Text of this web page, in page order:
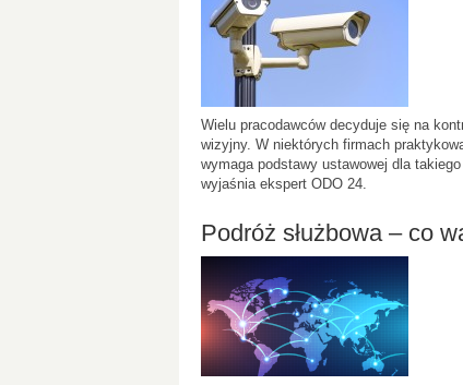
Wielu pracodawców decyduje się na
wizyjny. W niektórych firmach
wymaga podstawy ustawowej dla
wyjaśnia ekspert ODO 24.
Podróż służbowa – co